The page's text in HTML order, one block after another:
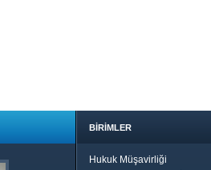
BİRİMLER
Hukuk Müşavirliği